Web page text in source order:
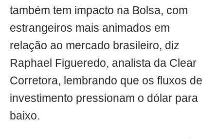
também tem impacto na Bolsa, com
estrangeiros mais animados em
relação ao mercado brasileiro, diz
Raphael Figueredo, analista da Clear
Corretora, lembrando que os fluxos de
investimento pressionam o dólar para
baixo.